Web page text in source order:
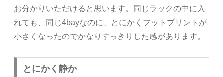
お分かりいただけると思います。同じラックの中に入
れても、同じ4bayなのに、とにかくフットプリントが
小さくなったのでかなりすっきりした感があります。
とにかく静か